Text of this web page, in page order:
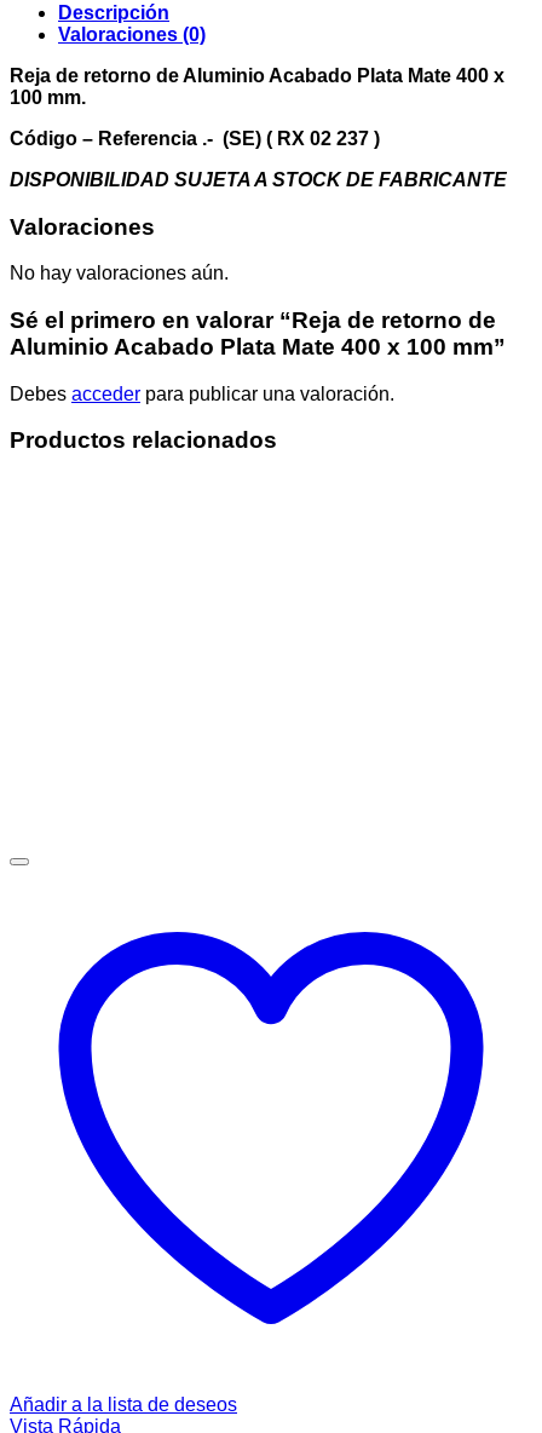
Acabado
Plata
Mate
400
x
mm
Descripción
Valoraciones (0)
Reja de retorno de Aluminio Acabado Plata Mate 400 x
100 mm.
Código – Referencia .- (SE) ( RX 02 237 )
DISPONIBILIDAD SUJETA A STOCK DE FABRICANTE
Valoraciones
No hay valoraciones aún.
Sé el primero en valorar “Reja de retorno de
Aluminio Acabado Plata Mate 400 x 100 mm”
Debes acceder para publicar una valoración.
Productos relacionados
Añadir a la lista de deseos
Vista Rápida